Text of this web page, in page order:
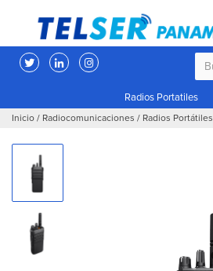
Radios Portatiles
Inicio / Radiocomunicaciones / Radios Portátiles